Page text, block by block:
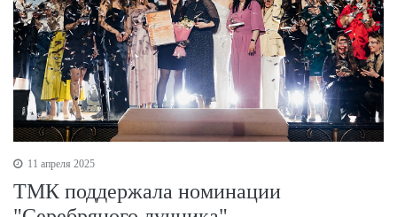
11 апреля 2025
ТМК поддержала номинации